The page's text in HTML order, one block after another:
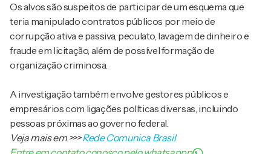
Os alvos são suspeitos de participar de um esquema que
teria manipulado contratos públicos por meio de
corrupção ativa e passiva, peculato, lavagem de dinheiro e
fraude em licitação, além de possível formação de
organização criminosa.
A investigação também envolve gestores públicos e
empresários com ligações políticas diversas, incluindo
pessoas próximas ao governo federal.
Veja mais em>>>Rede Comunica Brasil